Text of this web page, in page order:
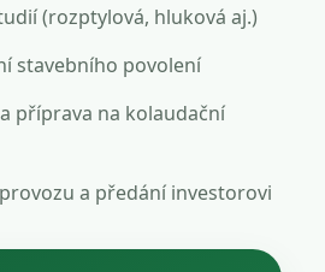
(rozptylová, hluková aj.)
stavebního povolení
příprava na kolaudační
a předání investorovi